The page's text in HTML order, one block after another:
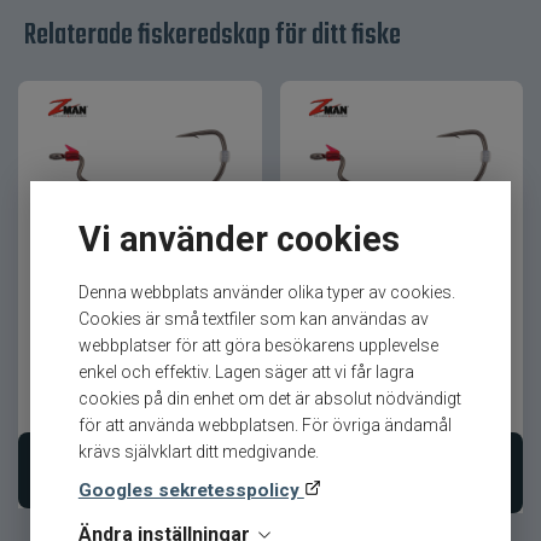
Vi använder cookies
Denna webbplats använder olika typer av cookies.
Cookies är små textfiler som kan användas av
webbplatser för att göra besökarens upplevelse
enkel och effektiv. Lagen säger att vi får lagra
cookies på din enhet om det är absolut nödvändigt
för att använda webbplatsen. För övriga ändamål
krävs självklart ditt medgivande.
Googles sekretesspolicy
Ändra inställningar
Design för optimal funktion
gap-krok i storlek 1 som är dimensionerad för att
maximera rörelsen hos små mjukbeten utan att
övermanna dem.
presentation och hjälper betet att arbeta naturligt
nära botten.
För smart Abborrfiske
Offsett designen gör att du kan fiska effektivt i
vegetation och struktur där fisken ofta står.
Den gjutna keepern håller betet säkert på plats
och förhindrar att det glider av, även vid hårda
kast eller missade hugg.
Relaterade fiskeredskap för ditt fiske
Z-man ZWG Weighted
Swimbait Hook 3-pack
kr
Z-man ZWG Weighted
Swimbait Hook 3-p 7gr-4/0
119 kr